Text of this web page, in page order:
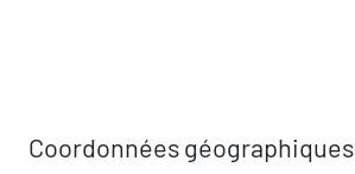
Coordonnées géographiques